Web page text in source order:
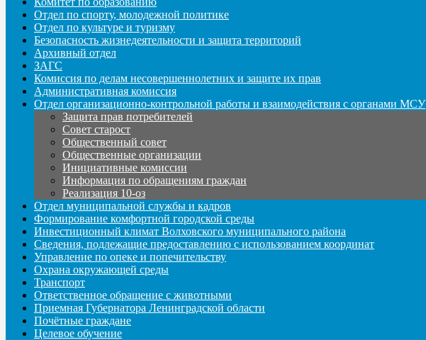
Отдел по спорту, молодежной политике
Отдел по культуре и туризму
Безопасность жизнедеятельности и защита территорий
Архивный отдел
ЗАГС
Комиссия по делам несовершеннолетних и защите их прав
Административная комиссия
Отдел организационно-контрольной работы и взаимодействия с органами МСУ
Защита прав потребителей
Совет старост
Общественный совет
Общественные организации
Инициативные комиссии
Информация по обращениям граждан
Реализация 10-оз
Отдел муниципальной службы и кадров
Формирование комфортной городской среды
Инвестиционный климат Волховского муниципального района
Сведения, подлежащие предоставлению с использованием координат
Управление по опеке и попечительству
Охрана окружающей среды
Транспорт
Ответственное обращение с животными
Приемная Губернатора Ленинградской области
Почётные граждане
Целевое обучение